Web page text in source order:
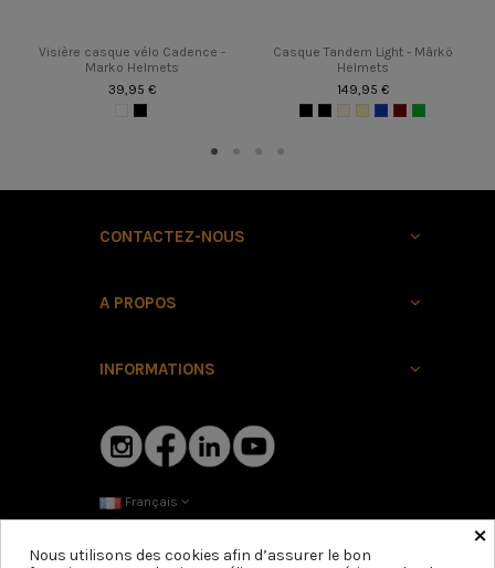
Visière casque vélo Cadence -
Marko Helmets
39,95 €
Casque Tandem Light - Mârkö
Helmets
149,95 €
CONTACTEZ-NOUS
A PROPOS
INFORMATIONS
Français
×
Nous utilisons des cookies afin d’assurer le bon